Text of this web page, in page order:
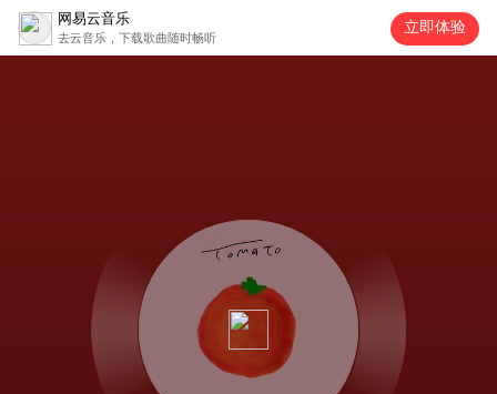
网易云音乐
去云音乐，下载歌曲随时畅听
立即体验